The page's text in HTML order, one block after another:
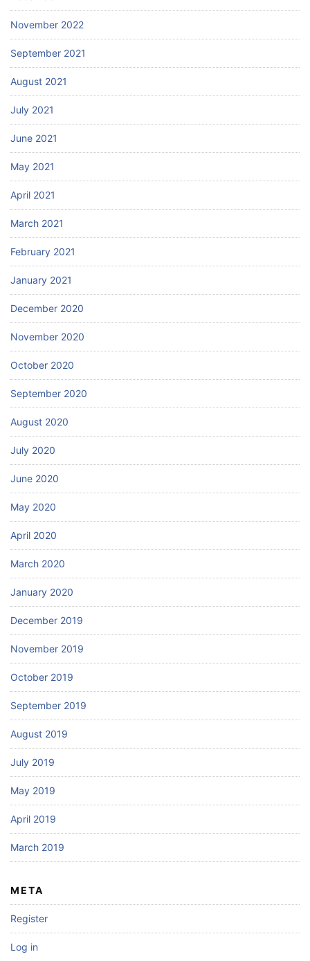
November 2022
September 2021
August 2021
July 2021
June 2021
May 2021
April 2021
March 2021
February 2021
January 2021
December 2020
November 2020
October 2020
September 2020
August 2020
July 2020
June 2020
May 2020
April 2020
March 2020
January 2020
December 2019
November 2019
October 2019
September 2019
August 2019
July 2019
May 2019
April 2019
March 2019
META
Register
Log in